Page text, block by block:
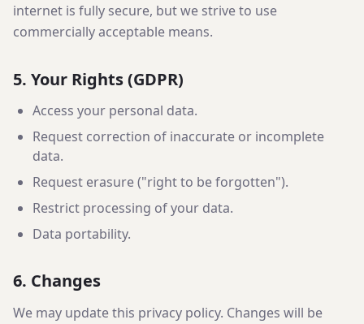
internet is fully secure, but we strive to use
commercially acceptable means.
5. Your Rights (GDPR)
Access your personal data.
Request correction of inaccurate or incomplete
data.
Request erasure ("right to be forgotten").
Restrict processing of your data.
Data portability.
6. Changes
We may update this privacy policy. Changes will be